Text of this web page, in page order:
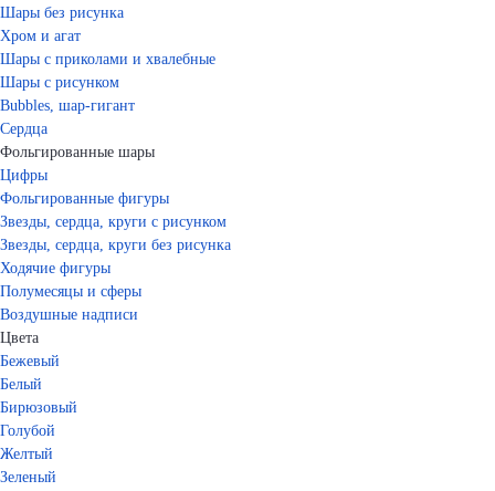
Шары без рисунка
Хром и агат
Шары с приколами и хвалебные
Шары с рисунком
Bubbles, шар-гигант
Сердца
Фольгированные шары
Цифры
Фольгированные фигуры
Звезды, сердца, круги с рисунком
Звезды, сердца, круги без рисунка
Ходячие фигуры
Полумесяцы и сферы
Воздушные надписи
Цвета
Бежевый
Белый
Бирюзовый
Голубой
Желтый
Зеленый